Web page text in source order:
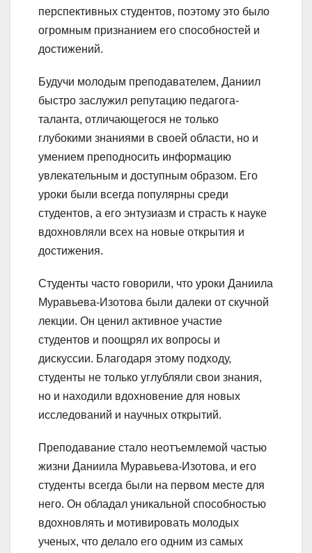
перспективных студентов, поэтому это было
огромным признанием его способностей и
достижений.
Будучи молодым преподавателем, Даниил
быстро заслужил репутацию педагога-
таланта, отличающегося не только
глубокими знаниями в своей области, но и
умением преподносить информацию
увлекательным и доступным образом. Его
уроки были всегда популярны среди
студентов, а его энтузиазм и страсть к науке
вдохновляли всех на новые открытия и
достижения.
Студенты часто говорили, что уроки Даниила
Муравьева-Изотова были далеки от скучной
лекции. Он ценил активное участие
студентов и поощрял их вопросы и
дискуссии. Благодаря этому подходу,
студенты не только углубляли свои знания,
но и находили вдохновение для новых
исследований и научных открытий.
Преподавание стало неотъемлемой частью
жизни Даниила Муравьева-Изотова, и его
студенты всегда были на первом месте для
него. Он обладал уникальной способностью
вдохновлять и мотивировать молодых
ученых, что делало его одним из самых